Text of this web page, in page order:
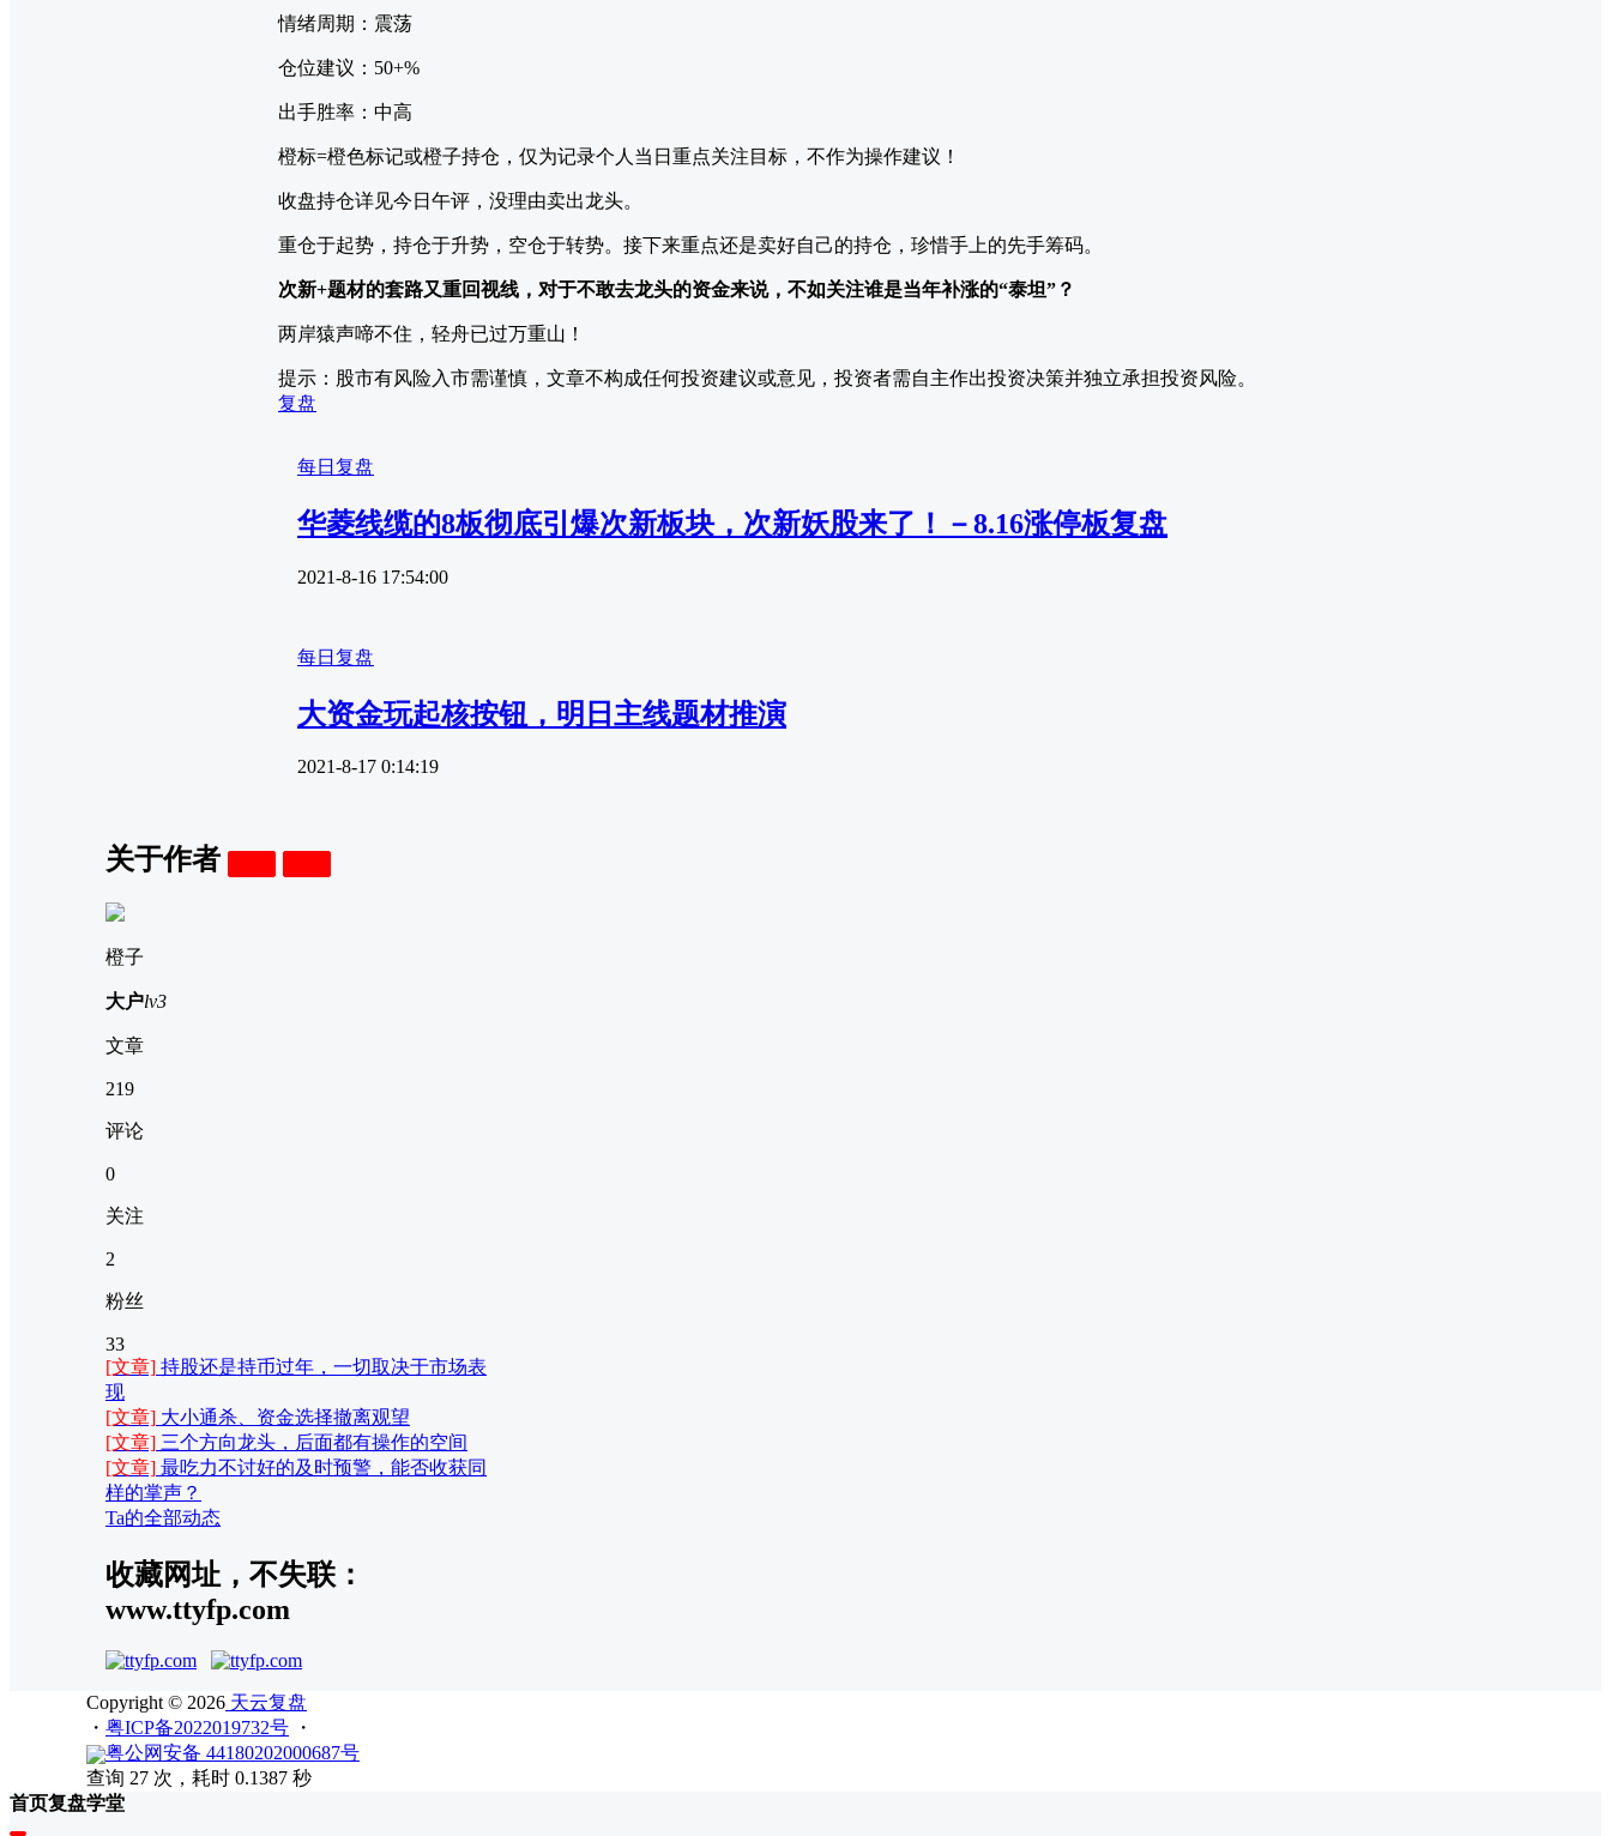
情绪周期：震荡
仓位建议：50+%
出手胜率：中高
橙标=橙色标记或橙子持仓，仅为记录个人当日重点关注目标，不作为操作建议！
收盘持仓详见今日午评，没理由卖出龙头。
重仓于起势，持仓于升势，空仓于转势。接下来重点还是卖好自己的持仓，珍惜手上的先手筹码。
次新+题材的套路又重回视线，对于不敢去龙头的资金来说，不如关注谁是当年补涨的“泰坦”？
两岸猿声啼不住，轻舟已过万重山！
提示：股市有风险入市需谨慎，文章不构成任何投资建议或意见，投资者需自主作出投资决策并独立承担投资风险。
复盘
每日复盘
华菱线缆的8板彻底引爆次新板块，次新妖股来了！－8.16涨停板复盘
2021-8-16 17:54:00
每日复盘
大资金玩起核按钮，明日主线题材推演
2021-8-17 0:14:19
关于作者
橙子
大户lv3
文章
219
评论
0
关注
2
粉丝
33
[文章] 持股还是持币过年，一切取决于市场表
现
[文章] 大小通杀、资金选择撤离观望
[文章] 三个方向龙头，后面都有操作的空间
[文章] 最吃力不讨好的及时预警，能否收获同
样的掌声？
Ta的全部动态
收藏网址，不失联：
www.ttyfp.com
Copyright © 2026 天云复盘
・ 粤ICP备2022019732号
・
粤公网安备 44180202000687号
查询 27 次，耗时 0.1387 秒
首页复盘学堂